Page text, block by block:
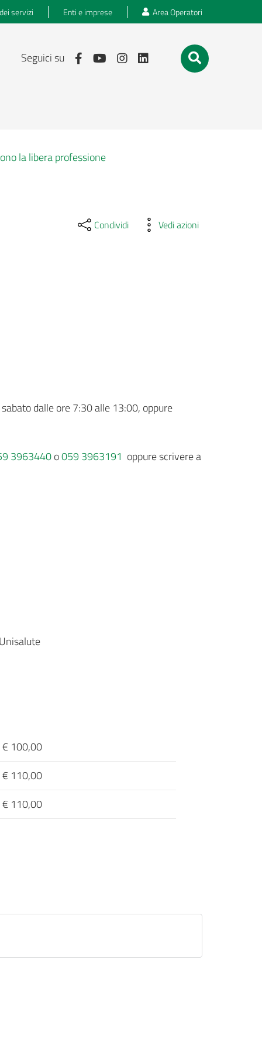
servizi Enti e imprese Area Operatori
Seguici su
la libera professione
Condividi Vedi azioni
dalle ore 7:30 alle 13:00, oppure
3963440o059 3963191 oppure scrivere a
€ 100,00
€ 110,00
€ 110,00